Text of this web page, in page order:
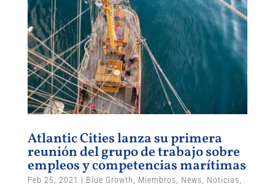
Atlantic Cities lanza su primera
reunión del grupo de trabajo sobre
empleos y competencias marítimas
Feb 25, 2021 | Blue Growth, Miembros, News, Noticias,